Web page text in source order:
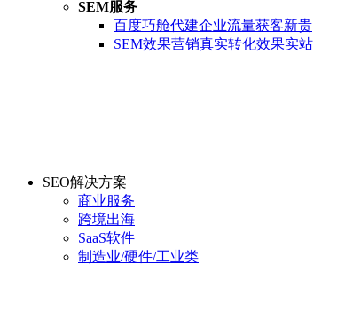
SEM服务
百度巧舱代建企业流量获客新贵
SEM效果营销真实转化效果实站
SEO解决方案
商业服务
跨境出海
SaaS软件
制造业/硬件/工业类